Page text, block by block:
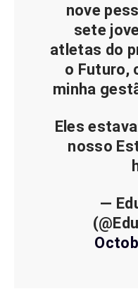
nove
sete
atletas do
o Futuro,
minha
Eles
nosso
—